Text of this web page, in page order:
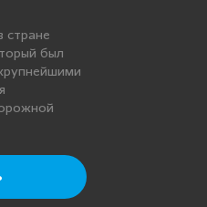
стране
был